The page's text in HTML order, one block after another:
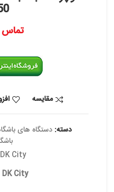
تماس
مقایسه
دسته: دستگاه های
DK City
DK City